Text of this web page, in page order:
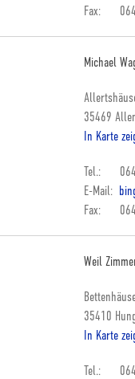
Fax:
Michael
35469
In Karte
Tel.:
E-Mail:
Fax:
Weil
35410
In Karte
Tel.: